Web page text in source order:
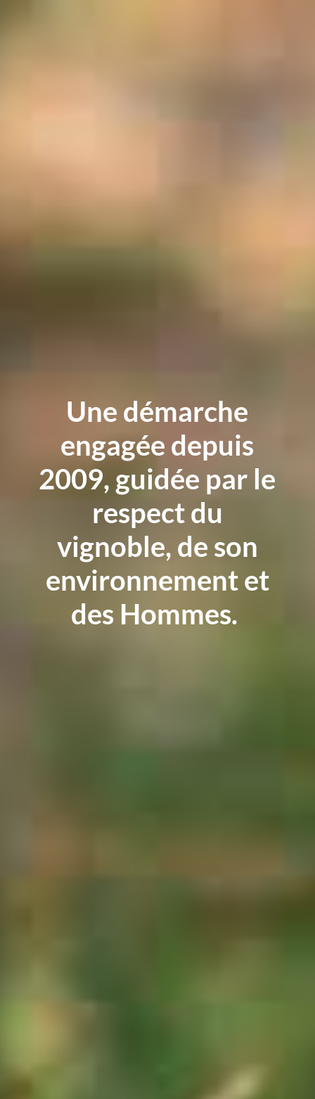
Une démarche
engagée depuis
2009, guidée par le
respect du
vignoble, de son
environnement et
des Hommes.